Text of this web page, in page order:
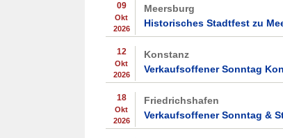
09
Okt
2026
Meersburg
Historisches Stadtfest zu
12
Okt
2026
Konstanz
Verkaufsoffener Sonntag
18
Okt
2026
Friedrichshafen
Verkaufsoffener Sonntag &